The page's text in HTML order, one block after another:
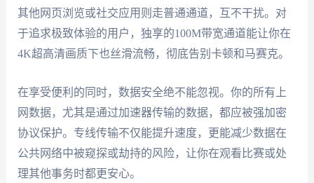
其他网页浏览或社交应用则走普通通道，互不干扰。对
于追求极致体验的用户，独享的100M带宽通道能让你在
4K超高清画质下也丝滑流畅，彻底告别卡顿和马赛克。
在享受便利的同时，数据安全绝不能忽视。你的所有上
网数据，尤其是通过加速器传输的数据，都应被强加密
协议保护。专线传输不仅能提升速度，更能减少数据在
公共网络中被窥探或劫持的风险，让你在观看比赛或处
理其他事务时都更安心。